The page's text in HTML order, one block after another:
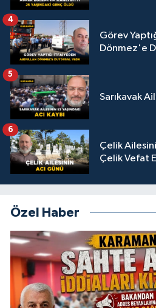
Görev
Dönmez'e
4
Sarıkavak
5
Çelik
Çelik Vefat
6
Özel Haber